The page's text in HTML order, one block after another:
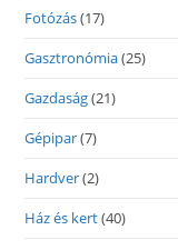
Fotózás(17)
Gasztronómia(25)
Gazdaság(21)
Gépipar(7)
Hardver(2)
Ház és kert(40)